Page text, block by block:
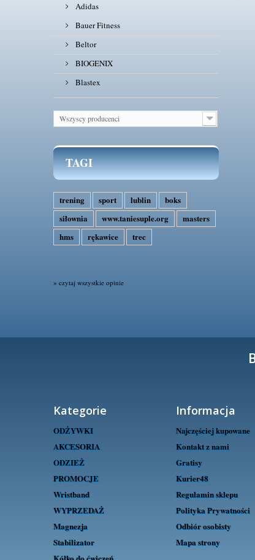
Adidas
Bauer Fitness
Beltor
BIOGENIX
Blastex
Wszyscy producenci
TAGI
trening sport lublin
boks
siłownia
www.taniesuple.org
masters
hms
rękawice trec
» czytaj wszystkie opinie
Kategorie
ODŻYWKI
AKCESORIA
ODZIEŻ
PROMOCJE
Wristband
WYPRZEDAŻ
Magnezja
Stabilizator
Informacja
Najczęściej kupowane
Kontakt z nami
Gratisy
Kurier48
Regulamin sklepu
Polityka Prywatności
Odbiór osobisty
Mapa strony